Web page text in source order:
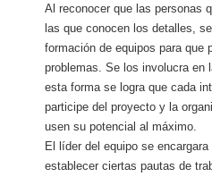
Al reconocer que las personas
las que conocen los detalles,
formación de equipos para que
problemas. Se los involucra en
esta forma se logra que cada
participe del proyecto y la
usen su potencial al máximo.
El líder del equipo se
establecer ciertas pautas de